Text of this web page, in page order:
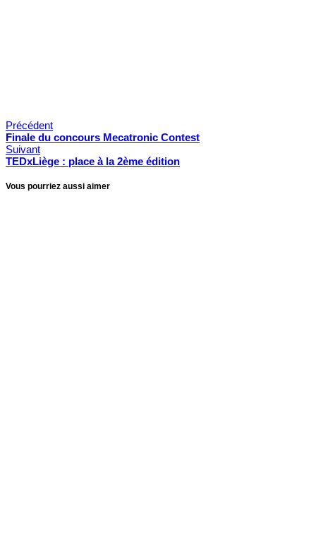
Précédent
Finale du concours Mecatronic Contest
Suivant
TEDxLiège : place à la 2ème édition
Vous pourriez aussi aimer